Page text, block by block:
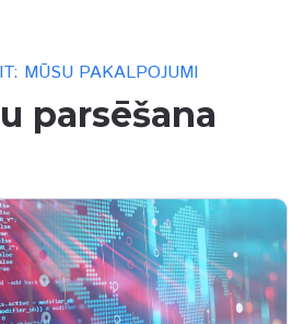
MŪSU PAKALPOJUMI
parsēšana